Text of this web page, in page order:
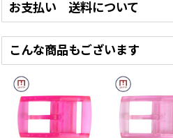
の販売」、「簡易包装でのお届
「メール便250円配送対応」
・SKIMPベルト、34mm幅専用
す。
他社製ベルトには適合しません
・ファッションや気分に合わせ
みください。
この商品はギフトラッピング
お支払い 送料について
・こちらの商品は「メール便
・ゆうパック送料一律600円
無料
・お支払方法は こちら
こんな商品もございます